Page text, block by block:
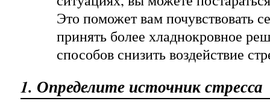
Это поможет вам почувствовать
принять более хладнокровное
способов снизить воздействие
1. Определите источник стресса